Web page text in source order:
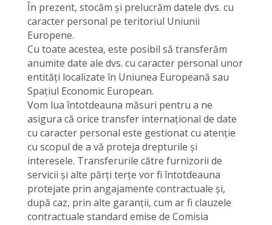
În prezent, stocăm și prelucrăm datele dvs. cu
caracter personal pe teritoriul Uniunii
Europene.
Cu toate acestea, este posibil să transferăm
anumite date ale dvs. cu caracter personal unor
entități localizate în Uniunea Europeană sau
Spațiul Economic European.
Vom lua întotdeauna măsuri pentru a ne
asigura că orice transfer internațional de date
cu caracter personal este gestionat cu atenție
cu scopul de a vă proteja drepturile și
interesele. Transferurile către furnizorii de
servicii și alte părți terțe vor fi întotdeauna
protejate prin angajamente contractuale și,
după caz, prin alte garanții, cum ar fi clauzele
contractuale standard emise de Comisia